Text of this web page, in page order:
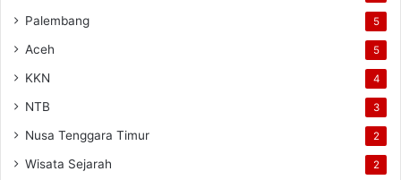
Palembang 5
Aceh 5
KKN 4
NTB 3
Nusa Tenggara Timur 2
Wisata Sejarah 2